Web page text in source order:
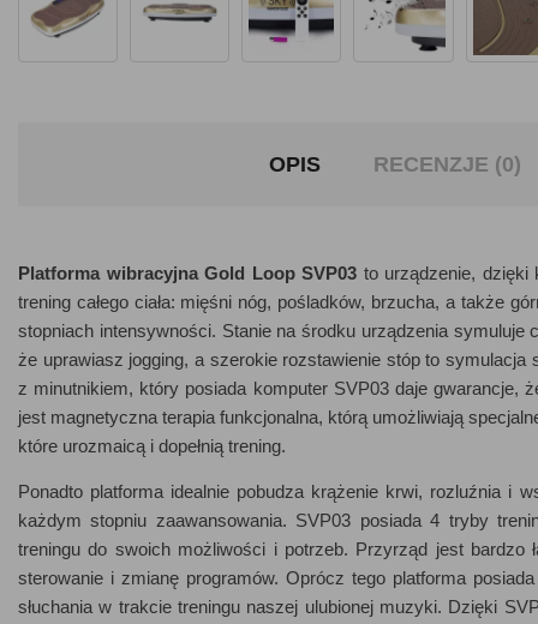
OPIS RECENZJE (0)
Platforma wibracyjna Gold Loop SVP03 to urządzenie, dzięki
trening całego ciała: mięśni nóg, pośladków, brzucha, a także
stopniach intensywności. Stanie na środku urządzenia symuluje
że uprawiasz jogging, a szerokie rozstawienie stóp to
z minutnikiem, który posiada komputer SVP03 daje gwarancje,
jest magnetyczna terapia funkcjonalna, którą umożliwiają
które urozmaicą i dopełnią trening.
Ponadto platforma idealnie pobudza krążenie krwi, rozluźnia i
każdym stopniu zaawansowania. SVP03 posiada 4 tryby
treningu do swoich możliwości i potrzeb. Przyrząd jest bardzo
sterowanie i zmianę programów. Oprócz tego platforma
słuchania w trakcie treningu naszej ulubionej muzyki. Dzięki